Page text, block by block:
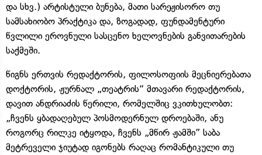
და სხვ.) არტისტული ბუნება, მათი სარეჟისორო თუ
სამსახიობო პრაქტიკა და, ზოგადად, ფუნდამენტური
წვლილი ეროვნული სასცენო ხელოვნების განვითარების
საქმეში.
წიგნს ერთვის რედაქტორის, ფილოსოფიის მეცნიერებათა
დოქტორის, ჟურნალ „თეატრის“ მთავარი რედაქტორის,
დავით ანდრიაძის წერილი, რომელშიც ვკითხულობთ:
„ჩვენს ყბადაღებულ პოსმოდერნულ დროებაში, ანუ
როგორც რილკე იტყოდა, ჩვენს „მწირ ჟამში” საბა
მეტრეველი ჯიუტად იგონებს რაღაც რომანტიკული თუ